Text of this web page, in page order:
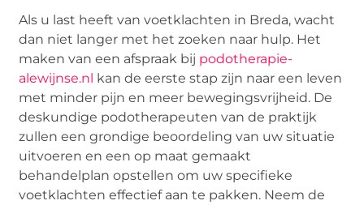
Als u last heeft van voetklachten in Breda, wacht
dan niet langer met het zoeken naar hulp. Het
maken van een afspraak bij podotherapie-
alewijnse.nl kan de eerste stap zijn naar een leven
met minder pijn en meer bewegingsvrijheid. De
deskundige podotherapeuten van de praktijk
zullen een grondige beoordeling van uw situatie
uitvoeren en een op maat gemaakt
behandelplan opstellen om uw specifieke
voetklachten effectief aan te pakken. Neem de